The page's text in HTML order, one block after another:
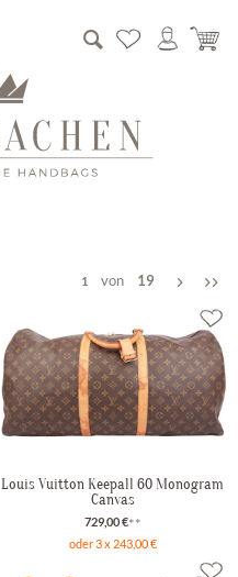
1 von 19
Louis Vuitton Keepall 60 Monogram
Canvas
oder 3 x 243,00 €
729,00 €**